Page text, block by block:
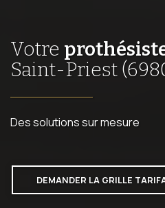
Votre
Saint-Priest
Des solutions sur mesure
DEMANDER LA GRILLE